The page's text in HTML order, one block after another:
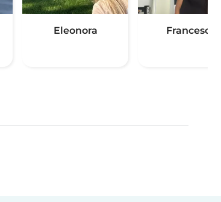
Eleonora Francesca